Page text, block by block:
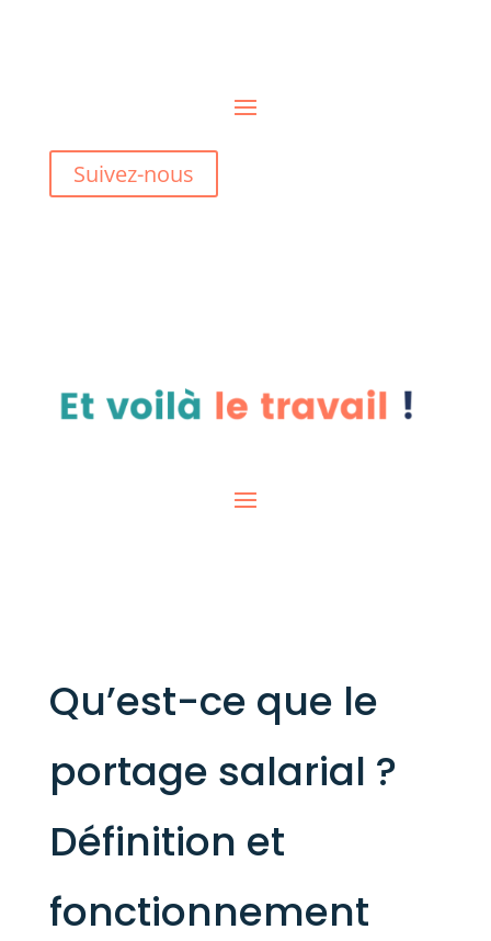
Suivez-nous
Qu’est-ce que le
portage salarial ?
Définition et
fonctionnement